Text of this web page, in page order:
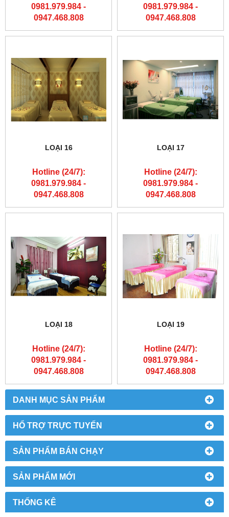
DANH MỤC SẢN PHẨM
HỔ TRỢ TRỰC TUYẾN
SẢN PHẨM BÁN CHẠY
SẢN PHẨM MỚI
THỐNG KÊ
0981.979.984 -
0947.468.808
0981.979.984 -
0947.468.808
LOẠI 16
Hotline (24/7):
0981.979.984 -
0947.468.808
LOẠI 17
Hotline (24/7):
0981.979.984 -
0947.468.808
LOẠI 18
Hotline (24/7):
0981.979.984 -
0947.468.808
LOẠI 19
Hotline (24/7):
0981.979.984 -
0947.468.808